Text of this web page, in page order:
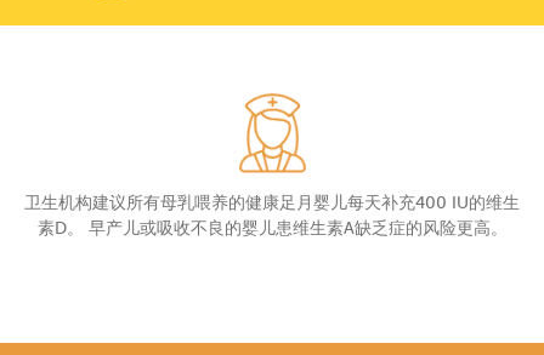
卫生机构建议所有母乳喂养的健康足月婴儿每天补充400 IU的维生
素D。 早产儿或吸收不良的婴儿患维生素A缺乏症的风险更高。